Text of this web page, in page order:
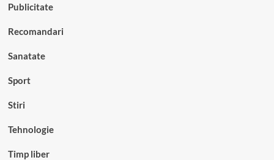
Publicitate
Recomandari
Sanatate
Sport
Stiri
Tehnologie
Timp liber